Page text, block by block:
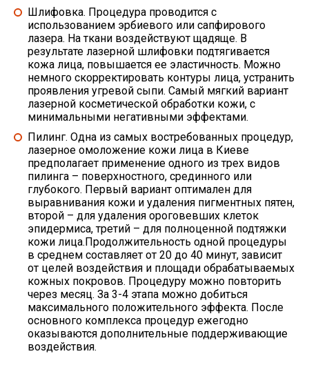
Шлифовка. Процедура проводится с
использованием эрбиевого или сапфирового
лазера. На ткани воздействуют щадяще. В
результате лазерной шлифовки подтягивается
кожа лица, повышается ее эластичность. Можно
немного скорректировать контуры лица, устранить
проявления угревой сыпи. Самый мягкий вариант
лазерной косметической обработки кожи, с
минимальными негативными эффектами.
Пилинг. Одна из самых востребованных процедур,
лазерное омоложение кожи лица в Киеве
предполагает применение одного из трех видов
пилинга – поверхностного, срединного или
глубокого. Первый вариант оптимален для
выравнивания кожи и удаления пигментных пятен,
второй – для удаления ороговевших клеток
эпидермиса, третий – для полноценной подтяжки
кожи лица.Продолжительность одной процедуры
в среднем составляет от 20 до 40 минут, зависит
от целей воздействия и площади обрабатываемых
кожных покровов. Процедуру можно повторить
через месяц. За 3-4 этапа можно добиться
максимального положительного эффекта. После
основного комплекса процедур ежегодно
оказываются дополнительные поддерживающие
воздействия.